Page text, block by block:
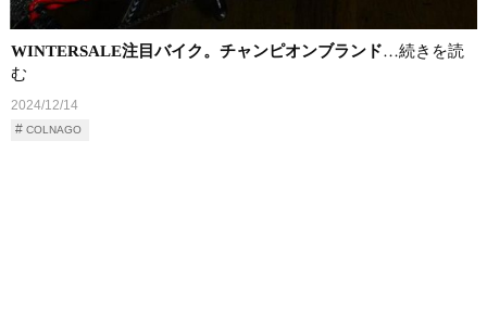
WINTERSALE注目バイク。チャンピオンブランド…続きを読
む
2024/12/14
COLNAGO